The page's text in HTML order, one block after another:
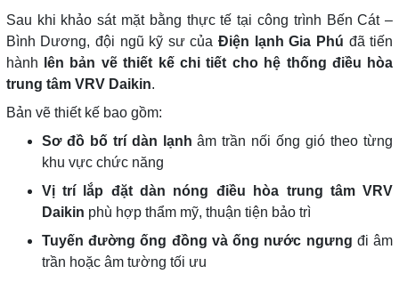
Sau khi khảo sát mặt bằng thực tế tại công trình Bến Cát –
Bình Dương, đội ngũ kỹ sư củaĐiện lạnh Gia Phú đã tiến
hành
lên bản vẽ thiết kế chi tiết cho hệ thống điều hòa
trung tâm VRV Daikin.
Bản vẽ thiết kế bao gồm:
Sơ đồ bố trí dàn lạnh âm trần nối ống gió theo từng
khu vực chức năng
Vị trí lắp đặt dàn nóng điều hòa trung tâm VRV
Daikin phù hợp thẩm mỹ, thuận tiện bảo trì
Tuyến đường ống đồng và ống nước ngưng đi âm
trần hoặc âm tường tối ưu